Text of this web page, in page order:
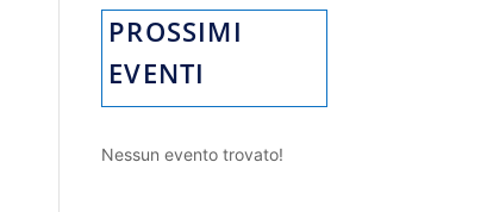
PROSSIMI
EVENTI
Nessun evento trovato!